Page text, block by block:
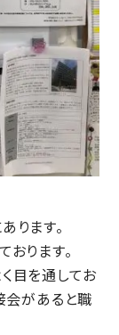
ります。
ります。
目を通してお
会があると職